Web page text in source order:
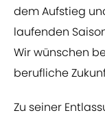
dem Aufstieg
laufenden
Wir wünschen
berufliche
Zu seiner